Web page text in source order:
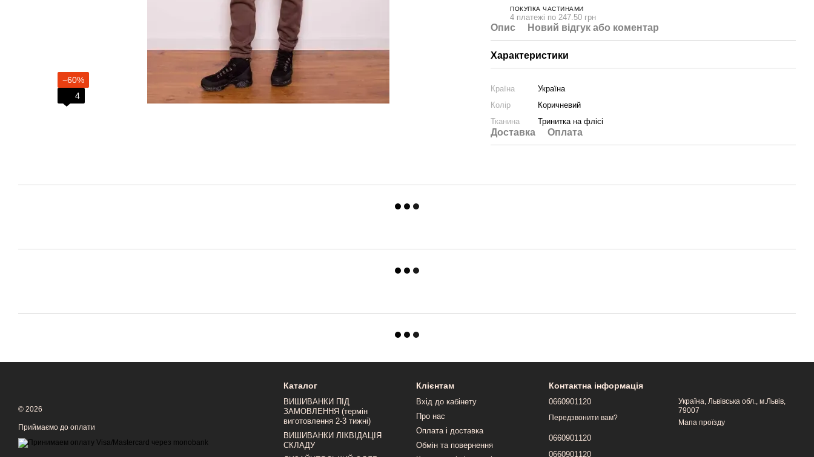
−60%
4
ПОКУПКА ЧАСТИНАМИ
4 платежі по 247.50 грн
Опис Новий відгук або коментар
Характеристики
Країна
Україна
Колір
Коричневий
Тканина
Тринитка на флісі
Доставка Оплата
© 2026
Приймаємо до оплати
Каталог
ВИШИВАНКИ ПІД
ЗАМОВЛЕННЯ (термін
виготовлення 2-3 тижні)
ВИШИВАНКИ ЛІКВІДАЦІЯ
СКЛАДУ
Клієнтам
Вхід до кабінету
Про нас
Оплата і доставка
Обмін та повернення
Контактна інформація
0660901120
Передзвонити вам?
0660901120
0660901120
Україна, Львівська обл., м.Львів,
79007
Мапа проїзду